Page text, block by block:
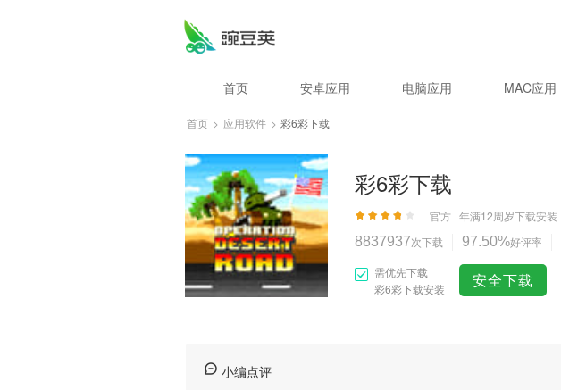
首页 安卓应用 电脑应用 MAC应用
首页 > 应用软件 > 彩6彩下载
彩6彩下载
官方 年满12周岁下载安装
8837937次下载 97.50%好评率
需优先下载
彩6彩下载安装
安全下载
小编点评